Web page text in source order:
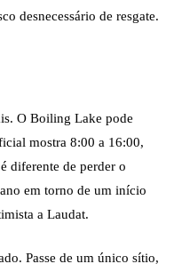
desnecessário de resgate.
O Boiling Lake pode
mostra 8:00 a 16:00,
diferente de perder o
em torno de um início
a Laudat.
Passe de um único sítio,